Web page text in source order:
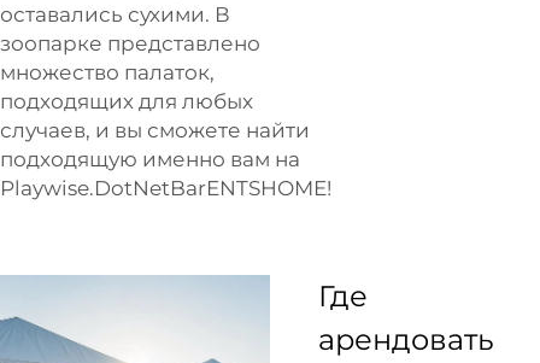
оставались сухими. В
зоопарке представлено
множество палаток,
подходящих для любых
случаев, и вы сможете найти
подходящую именно вам на
Playwise.DotNetBarENTSHOME!
Где
арендовать